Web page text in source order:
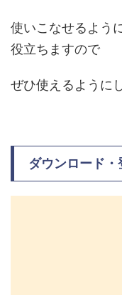
使いこなせるよう
役立ちますので
ぜひ使えるように
ダウンロード・